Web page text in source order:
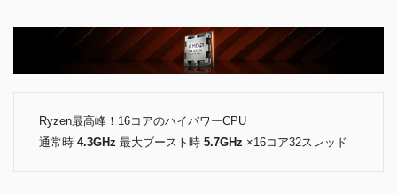
Ryzen最高峰！16コアのハイパワーCPU
通常時 4.3GHz 最大ブースト時 5.7GHz ×16コア32スレッド